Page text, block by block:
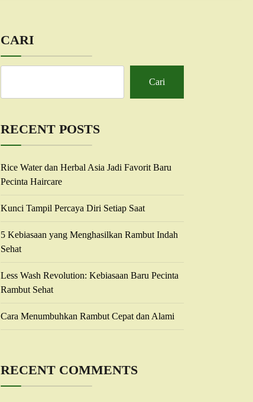
CARI
Cari
RECENT POSTS
Rice Water dan Herbal Asia Jadi Favorit Baru
Pecinta Haircare
Kunci Tampil Percaya Diri Setiap Saat
5 Kebiasaan yang Menghasilkan Rambut Indah
Sehat
Less Wash Revolution: Kebiasaan Baru Pecinta
Rambut Sehat
Cara Menumbuhkan Rambut Cepat dan Alami
RECENT COMMENTS